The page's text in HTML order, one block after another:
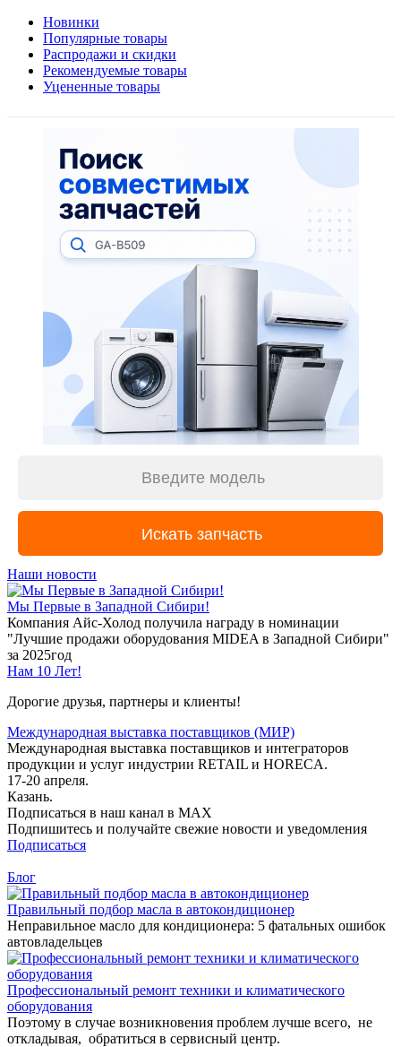
Новинки
Популярные товары
Распродажи и скидки
Рекомендуемые товары
Уцененные товары
Наши новости
Мы Первые в Западной Сибири!
Компания Айс-Холод получила награду в номинации
"Лучшие продажи оборудования MIDEA в Западной Сибири"
за 2025год
Нам 10 Лет!
Дорогие друзья, партнеры и клиенты!
Международная выставка поставщиков (МИР)
Международная выставка поставщиков и интеграторов
продукции и услуг индустрии RETAIL и HORECA.
17-20 апреля.
Казань.
Подписаться в наш канал в MAX
Подпишитесь и получайте свежие новости и уведомления
Подписаться
Блог
Правильный подбор масла в автокондиционер
Неправильное масло для кондиционера: 5 фатальных ошибок
автовладельцев
Профессиональный ремонт техники и климатического
оборудования
Поэтому в случае возникновения проблем лучше всего, не
откладывая, обратиться в сервисный центр.